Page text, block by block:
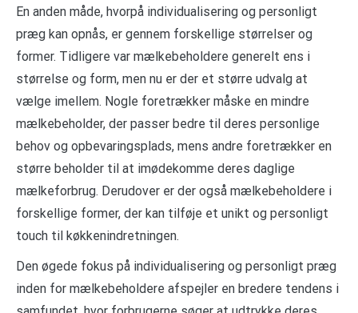
En anden måde, hvorpå individualisering og personligt
præg kan opnås, er gennem forskellige størrelser og
former. Tidligere var mælkebeholdere generelt ens i
størrelse og form, men nu er der et større udvalg at
vælge imellem. Nogle foretrækker måske en mindre
mælkebeholder, der passer bedre til deres personlige
behov og opbevaringsplads, mens andre foretrækker en
større beholder til at imødekomme deres daglige
mælkeforbrug. Derudover er der også mælkebeholdere i
forskellige former, der kan tilføje et unikt og personligt
touch til køkkenindretningen.
Den øgede fokus på individualisering og personligt præg
inden for mælkebeholdere afspejler en bredere tendens i